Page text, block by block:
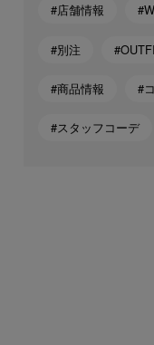
#店舗情報
#別注
#商品情報 #
#スタッフコーデ